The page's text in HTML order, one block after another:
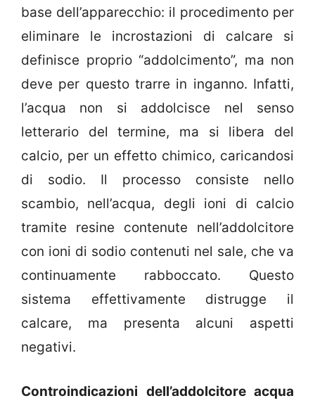
base dell’apparecchio: il procedimento per
eliminare le incrostazioni di calcare si
definisce proprio “addolcimento”, ma non
deve per questo trarre in inganno. Infatti,
l’acqua non si addolcisce nel senso
letterario del termine, ma si libera del
calcio, per un effetto chimico, caricandosi
di sodio. Il processo consiste nello
scambio, nell’acqua, degli ioni di calcio
tramite resine contenute nell’addolcitore
con ioni di sodio contenuti nel sale, che va
continuamente rabboccato. Questo
sistema effettivamente distrugge il
calcare, ma presenta alcuni aspetti
negativi.
Controindicazioni dell’addolcitore acqua